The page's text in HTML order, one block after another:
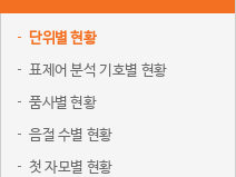
단위별 현황
표제어 분석 기호별 현황
품사별 현황
음절 수별 현황
첫 자모별 현황